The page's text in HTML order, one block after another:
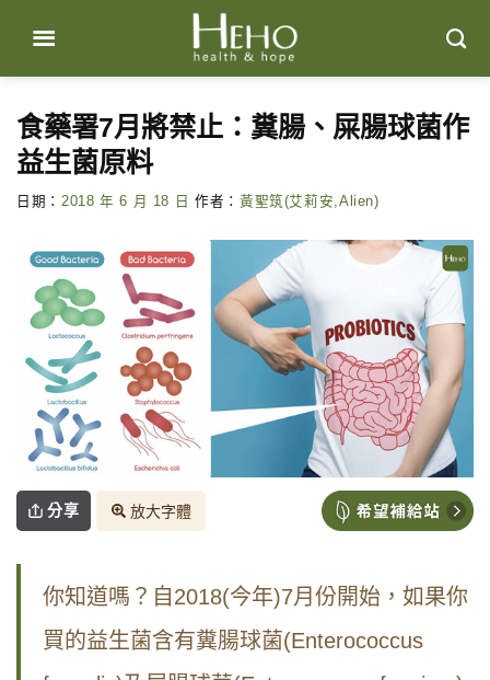
content
食藥署7月將禁止：糞腸、屎腸球菌作
益生菌原料
日期： 2018 年 6 月 18 日 作者： 黃聖筑(艾莉安,Alien)
分享 放大字體
你知道嗎？自2018(今年)7月份開始，如果你
買的益生菌含有糞腸球菌(Enterococcus